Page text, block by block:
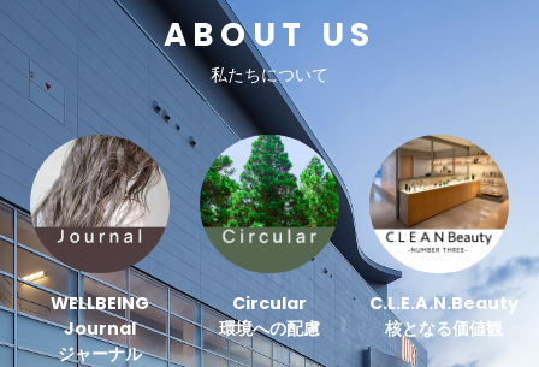
ABOUT US
私たちについて
WELLBEING
Journal
ジャーナル
Circular
環境への配慮
C.L.E.A.N.Beauty
核となる価値観